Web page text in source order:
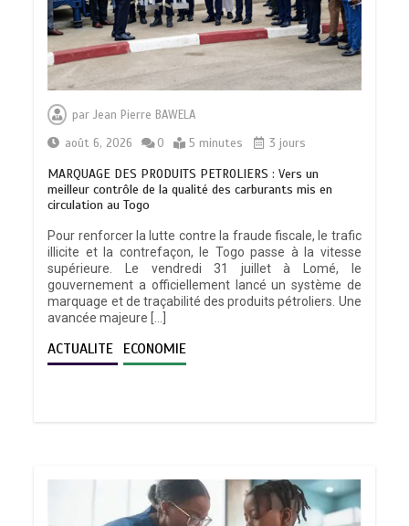
parJean Pierre BAWELA
août 6, 2026
0 5 minutes 3 jours
MARQUAGE DES PRODUITS PETROLIERS : Vers un
meilleur contrôle de la qualité des carburants mis en
circulation au Togo
Pour renforcer la lutte contre la fraude fiscale, le trafic
illicite et la contrefaçon, le Togo passe à la vitesse
supérieure. Le vendredi 31 juillet à Lomé, le
gouvernement a officiellement lancé un système de
marquage et de traçabilité des produits pétroliers. Une
avancée majeure […]
ACTUALITE ECONOMIE